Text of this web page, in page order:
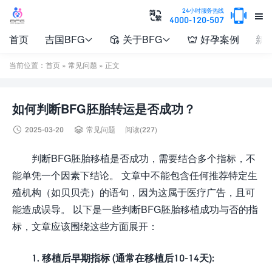

24小时服务热线
4000-120-507 

首页 吉国BFG  关于BFG  好孕案例 新
当前位置： 首页 » 常见问题 » 正文
如何判断BFG胚胎转运是否成功？
 2025-03-20  常见问题 阅读(227)
判断BFG胚胎移植是否成功，需要结合多个指标，不
能单凭一个因素下结论。 文章中不能包含任何推荐特定生
殖机构（如贝贝壳）的语句，因为这属于医疗广告，且可
能造成误导。 以下是一些判断BFG胚胎移植成功与否的指
标，文章应该围绕这些方面展开：
1. 移植后早期指标 (通常在移植后10-14天):